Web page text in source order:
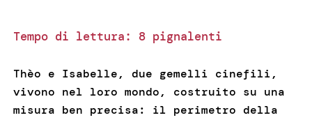
Tempo di lettura: 8 pignalenti
Thèo e Isabelle, due gemelli cinefili,
vivono nel loro mondo, costruito su una
misura ben precisa: il perimetro della